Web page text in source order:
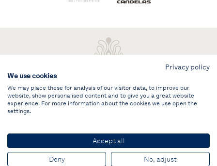
ÁREA PRIVADA
© PUIG Vela Clàssica Barcelona
Privacy policy
We use cookies
We may place these for analysis of our visitor data, to improve our
website, show personalised content and to give you a great website
experience. For more information about the cookies we use open the
settings.
Accept all
Deny No, adjust